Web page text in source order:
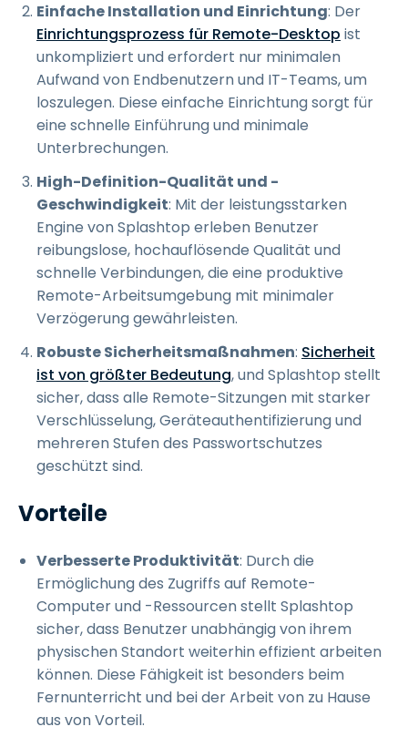
Einfache Installation und Einrichtung: Der
Einrichtungsprozess für Remote-Desktop ist
unkompliziert und erfordert nur minimalen
Aufwand von Endbenutzern und IT-Teams, um
loszulegen. Diese einfache Einrichtung sorgt für
eine schnelle Einführung und minimale
Unterbrechungen.
High-Definition-Qualität und -
Geschwindigkeit: Mit der leistungsstarken
Engine von Splashtop erleben Benutzer
reibungslose, hochauflösende Qualität und
schnelle Verbindungen, die eine produktive
Remote-Arbeitsumgebung mit minimaler
Verzögerung gewährleisten.
Robuste Sicherheitsmaßnahmen: Sicherheit
ist von größter Bedeutung, und Splashtop stellt
sicher, dass alle Remote-Sitzungen mit starker
Verschlüsselung, Geräteauthentifizierung und
mehreren Stufen des Passwortschutzes
geschützt sind.
Vorteile
Verbesserte Produktivität: Durch die
Ermöglichung des Zugriffs auf Remote-
Computer und -Ressourcen stellt Splashtop
sicher, dass Benutzer unabhängig von ihrem
physischen Standort weiterhin effizient arbeiten
können. Diese Fähigkeit ist besonders beim
Fernunterricht und bei der Arbeit von zu Hause
aus von Vorteil.